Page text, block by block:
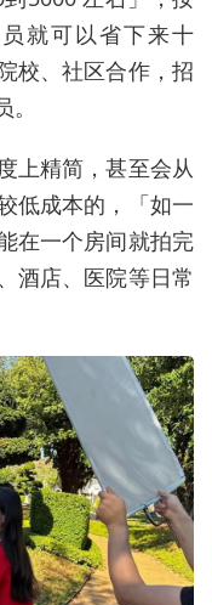
就可以省下来十
校、社区合作，招
上精简，甚至会从
低成本的，「如一
在一个房间就拍完
酒店、医院等日常